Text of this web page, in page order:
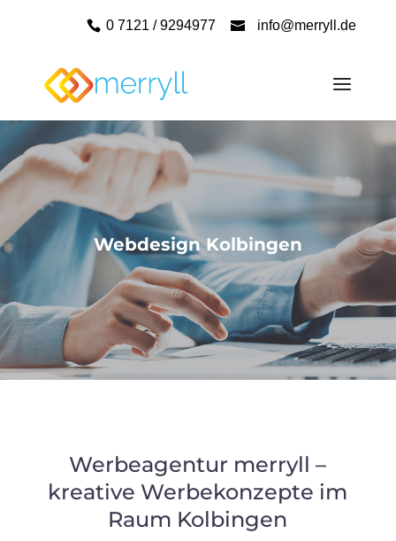
0 7121 / 9294977 info@merryll.de
Webdesign Kolbingen
Werbeagentur merryll –
kreative Werbekonzepte im
Raum Kolbingen